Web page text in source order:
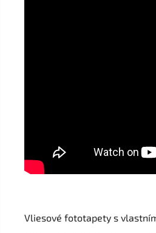
Vliesové fototapety s